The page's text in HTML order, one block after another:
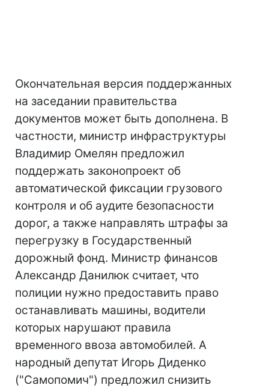
Окончательная версия поддержанных
на заседании правительства
документов может быть дополнена. В
частности, министр инфраструктуры
Владимир Омелян предложил
поддержать законопроект об
автоматической фиксации грузового
контроля и об аудите безопасности
дорог, а также направлять штрафы за
перегрузку в Государственный
дорожный фонд. Министр финансов
Александр Данилюк считает, что
полиции нужно предоставить право
останавливать машины, водители
которых нарушают правила
временного ввоза автомобилей. А
народный депутат Игорь Диденко
("Самопомич") предложил снизить